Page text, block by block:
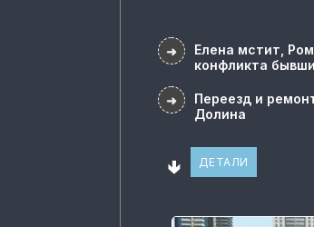
➜
Елена мстит,
конфликта
➜
Переезд и
Долина
🢃 ДЕТАЛИ